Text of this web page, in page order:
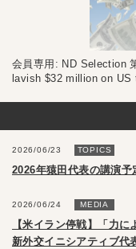
会員専用: ND Selection
lavish $32 million on US
2026/06/23 TOPICS
2026年猿田代表の講演予
2026/06/24 MEDIA
【米イラン停戦】「力
新外交イニシアティブ